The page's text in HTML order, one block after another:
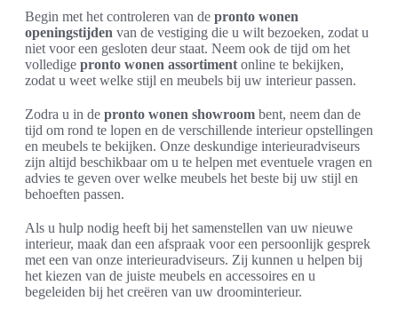
Begin met het controleren van de pronto wonen
openingstijden van de vestiging die u wilt bezoeken, zodat u
niet voor een gesloten deur staat. Neem ook de tijd om het
volledige pronto wonen assortiment online te bekijken,
zodat u weet welke stijl en meubels bij uw interieur passen.
Zodra u in de pronto wonen showroom bent, neem dan de
tijd om rond te lopen en de verschillende interieur opstellingen
en meubels te bekijken. Onze deskundige interieuradviseurs
zijn altijd beschikbaar om u te helpen met eventuele vragen en
advies te geven over welke meubels het beste bij uw stijl en
behoeften passen.
Als u hulp nodig heeft bij het samenstellen van uw nieuwe
interieur, maak dan een afspraak voor een persoonlijk gesprek
met een van onze interieuradviseurs. Zij kunnen u helpen bij
het kiezen van de juiste meubels en accessoires en u
begeleiden bij het creëren van uw droominterieur.